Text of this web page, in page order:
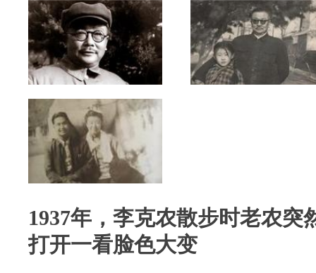
1937年，李克农散步时老农突
打开一看脸色大变